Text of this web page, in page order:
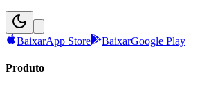
BaixarApp Store BaixarGoogle Play
Produto